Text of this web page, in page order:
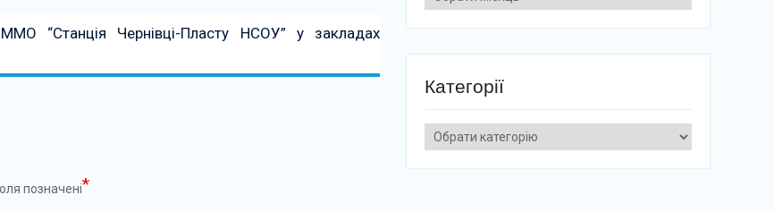
“Станція Чернівці-Пласту НСОУ” у закладах
позначені*
Категорії
Категорії